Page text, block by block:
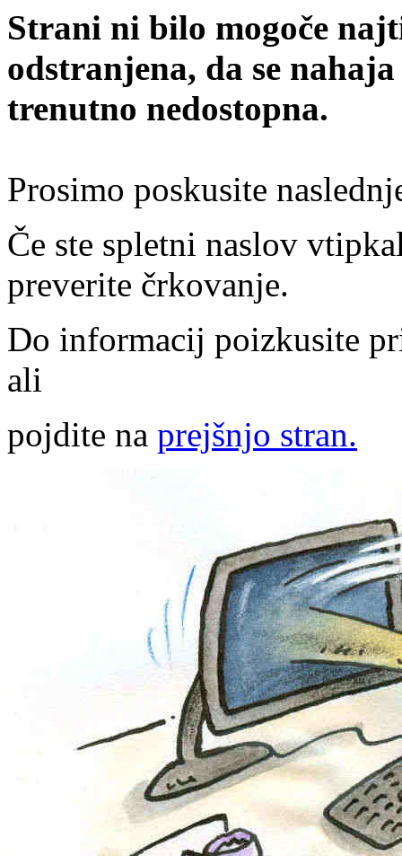
Strani ni bilo mogoče
odstranjena, da se
trenutno nedostopna.
Prosimo poskusite
Če ste spletni naslov
preverite črkovanje.
Do informacij poizkusite
ali
pojdite na prejšnjo stran.